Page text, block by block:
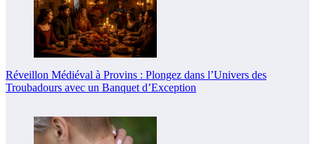
Réveillon Médiéval à Provins : Plongez dans l’Univers des
Troubadours avec un Banquet d’Exception